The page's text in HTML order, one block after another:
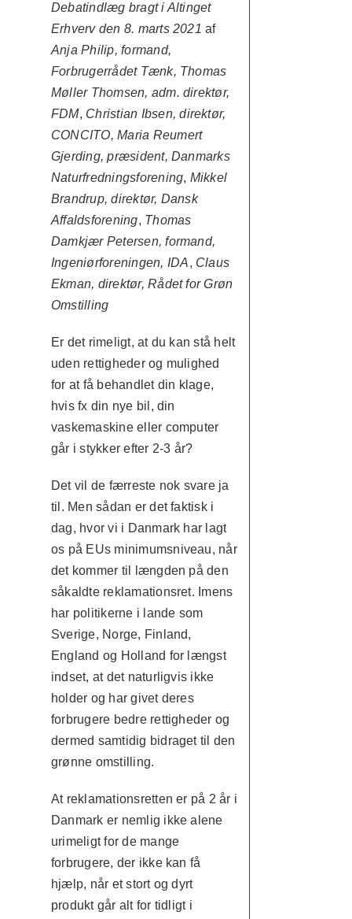
Debatindlæg bragt i Altinget
Erhverv den 8. marts 2021af
Anja Philip, formand,
Forbrugerrådet Tænk, Thomas
Møller Thomsen, adm. direktør,
FDM, Christian Ibsen, direktør,
CONCITO, Maria Reumert
Gjerding, præsident, Danmarks
Naturfredningsforening, Mikkel
Brandrup, direktør, Dansk
Affaldsforening, Thomas
Damkjær Petersen, formand,
Ingeniørforeningen, IDA, Claus
Ekman, direktør, Rådet for Grøn
Omstilling
Er det rimeligt, at du kan stå helt
uden rettigheder og mulighed
for at få behandlet din klage,
hvis fx din nye bil, din
vaskemaskine eller computer
går i stykker efter 2-3 år?
Det vil de færreste nok svare ja
til. Men sådan er det faktisk i
dag, hvor vi i Danmark har lagt
os på EUs minimumsniveau, når
det kommer til længden på den
såkaldte reklamationsret. Imens
har politikerne i lande som
Sverige, Norge, Finland,
England og Holland for længst
indset, at det naturligvis ikke
holder og har givet deres
forbrugere bedre rettigheder og
dermed samtidig bidraget til den
grønne omstilling.
At reklamationsretten er på 2 år i
Danmark er nemlig ikke alene
urimeligt for de mange
forbrugere, der ikke kan få
hjælp, når et stort og dyrt
produkt går alt for tidligt i